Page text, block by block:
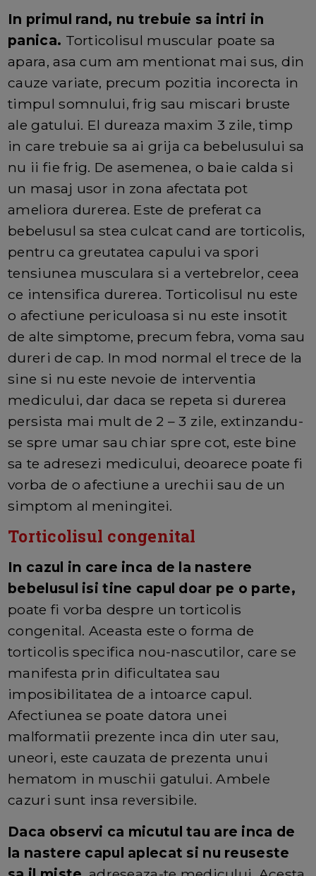
In primul rand, nu trebuie sa intri in
panica. Torticolisul muscular poate sa
apara, asa cum am mentionat mai sus, din
cauze variate, precum pozitia incorecta in
timpul somnului, frig sau miscari bruste
ale gatului. El dureaza maxim 3 zile, timp
in care trebuie sa ai grija ca bebelusului sa
nu ii fie frig. De asemenea, o baie calda si
un masaj usor in zona afectata pot
ameliora durerea. Este de preferat ca
bebelusul sa stea culcat cand are torticolis,
pentru ca greutatea capului va spori
tensiunea musculara si a vertebrelor, ceea
ce intensifica durerea. Torticolisul nu este
o afectiune periculoasa si nu este insotit
de alte simptome, precum febra, voma sau
dureri de cap. In mod normal el trece de la
sine si nu este nevoie de interventia
medicului, dar daca se repeta si durerea
persista mai mult de 2 – 3 zile, extinzandu-
se spre umar sau chiar spre cot, este bine
sa te adresezi medicului, deoarece poate fi
vorba de o afectiune a urechii sau de un
simptom al meningitei.
Torticolisul congenital
In cazul in care inca de la nastere
bebelusul isi tine capul doar pe o parte,
poate fi vorba despre un torticolis
congenital. Aceasta este o forma de
torticolis specifica nou-nascutilor, care se
manifesta prin dificultatea sau
imposibilitatea de a intoarce capul.
Afectiunea se poate datora unei
malformatii prezente inca din uter sau,
uneori, este cauzata de prezenta unui
hematom in muschii gatului. Ambele
cazuri sunt insa reversibile.
Daca observi ca micutul tau are inca de
la nastere capul aplecat si nu reuseste